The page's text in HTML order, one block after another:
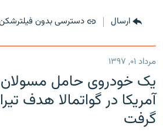
ارسال دسترسی بدون
مرداد ۰۱, ۱۳۹۷
یک خودروی حامل
آمریکا در گواتمالا هدف
گرفت